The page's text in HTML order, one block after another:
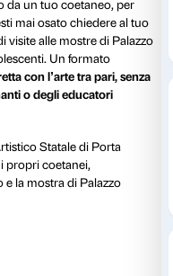
posti limitati